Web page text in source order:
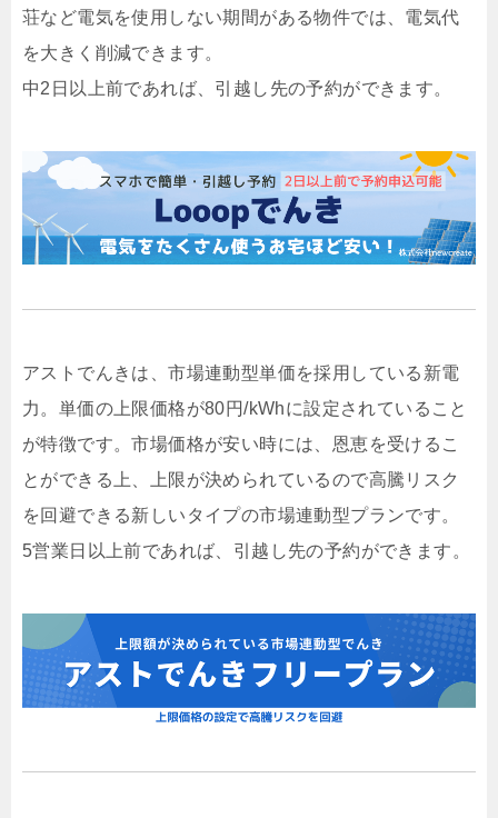
荘など電気を使用しない期間がある物件では、電気代
を大きく削減できます。
中2日以上前であれば、引越し先の予約ができます。
アストでんきは、市場連動型単価を採用している新電
力。単価の上限価格が80円/kWhに設定されていること
が特徴です。市場価格が安い時には、恩恵を受けるこ
とができる上、上限が決められているので高騰リスク
を回避できる新しいタイプの市場連動型プランです。
5営業日以上前であれば、引越し先の予約ができます。